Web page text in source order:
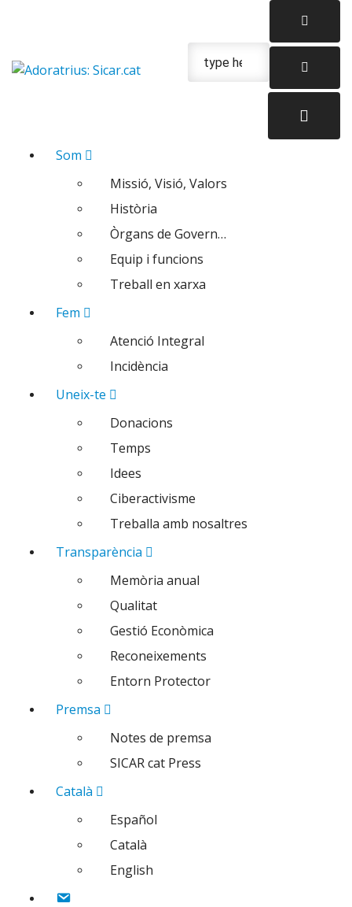
Som
Missió, Visió, Valors
Història
Òrgans de Govern…
Equip i funcions
Treball en xarxa
Fem
Atenció Integral
Incidència
Uneix-te
Donacions
Temps
Idees
Ciberactivisme
Treballa amb nosaltres
Transparència
Memòria anual
Qualitat
Gestió Econòmica
Reconeixements
Entorn Protector
Premsa
Notes de premsa
SICAR cat Press
Català
Español
Català
English
Contacte